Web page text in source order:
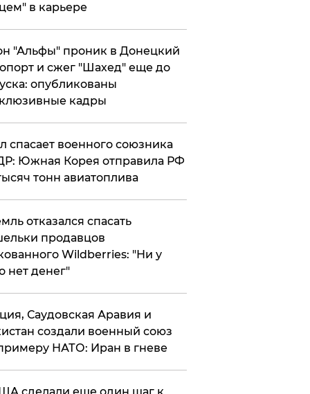
в карьере
"Альфы" проник в Донецкий
и сжег "Шахед" еще до
опубликованы
кадры
спасает военного союзника
Южная Корея отправила РФ
тонн авиатоплива
отказался спасать
продавцов
Wildberries: "Ни у
нет денег"
Саудовская Аравия и
создали военный союз
НАТО: Иран в гневе